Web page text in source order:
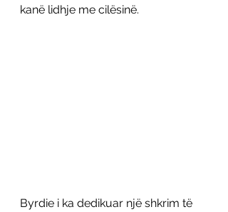
kanë lidhje me cilësinë.
Byrdie i ka dedikuar një shkrim të